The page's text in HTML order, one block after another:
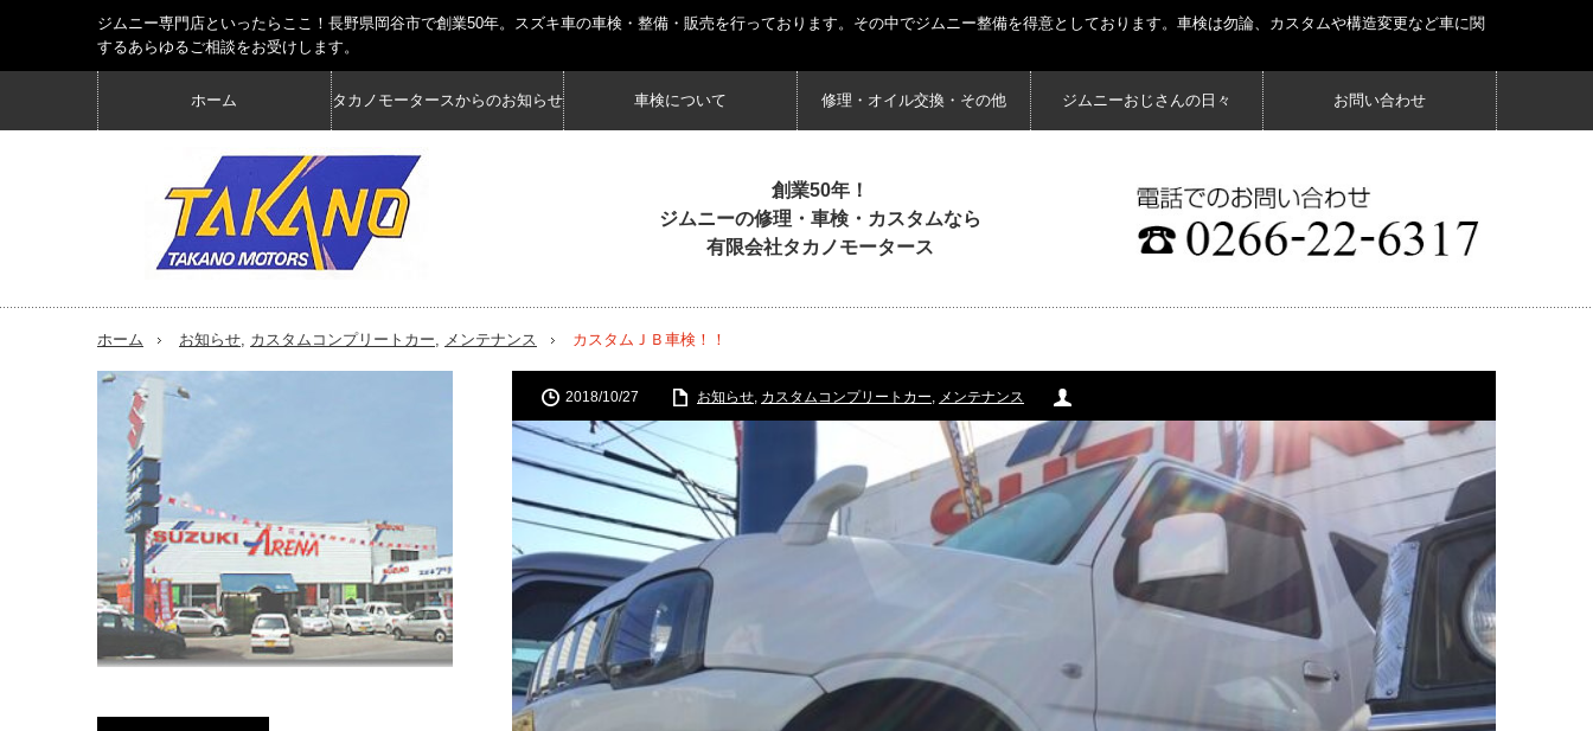
ジムニー専門店といったらここ！長野県岡谷市で創業50年。スズキ車の車検・整備・販売を行っております。その中でジムニー整備を得意としております。車検は勿論、カスタムや構造変更など車に関
するあらゆるご相談をお受けします。
ホーム タカノモータースからのお知らせ 車検について 修理・オイル交換・その他 ジムニーおじさんの日々 お問い合わせ
創業50年！
ジムニーの修理・車検・カスタムなら
有限会社タカノモータース
ホーム お知らせ, カスタムコンプリートカー, メンテナンス カスタムＪＢ車検！！
2018/10/27 お知らせ, カスタムコンプリートカー, メンテナンス